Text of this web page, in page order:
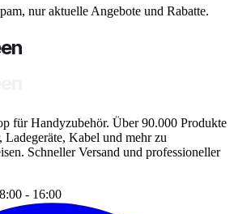
nur aktuelle Angebote und Rabatte.
für Handyzubehör. Über 90.000 Produkte
Kabel und mehr zu
Schneller Versand und professioneller
- 16:00